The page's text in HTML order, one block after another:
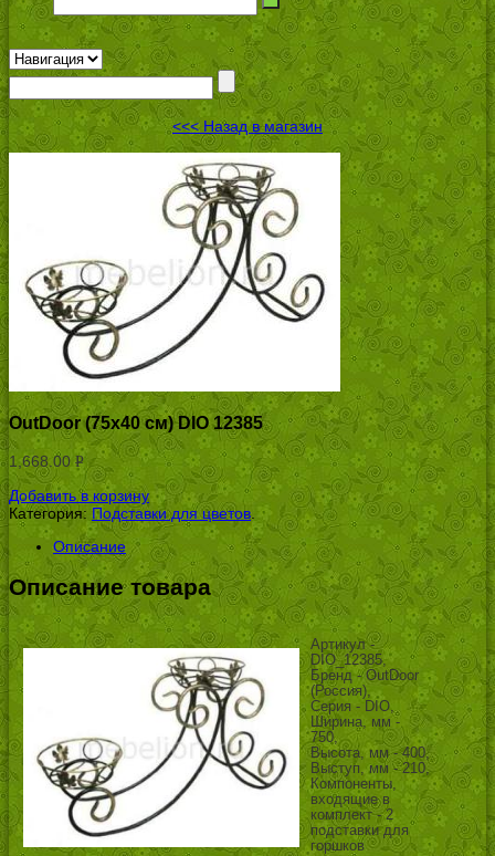
<<< Назад в магазин
OutDoor (75х40 см) DIO 12385
1,668.00 Р
УБ.
Добавить в корзину
Категория: Подставки для цветов
Описание
Описание товара
Артикул -
DIO_12385,
Бренд - OutDoor
(Россия),
Серия - DIO,
Ширина, мм -
750,
Высота, мм - 400,
Выступ, мм - 210,
Компоненты,
входящие в
комплект - 2
подставки для
горшков